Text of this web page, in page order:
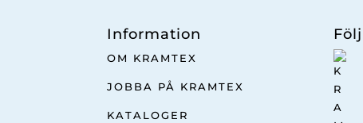
Information
OM KRAMTEX
JOBBA PÅ KRAMTEX
KATALOGER